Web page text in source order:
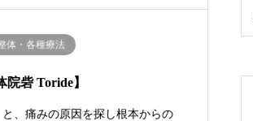
体・各種療法
砦 Toride】
、痛みの原因を探し根本からの